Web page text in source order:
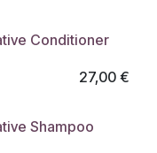
Conditioner
27,00€
Shampoo